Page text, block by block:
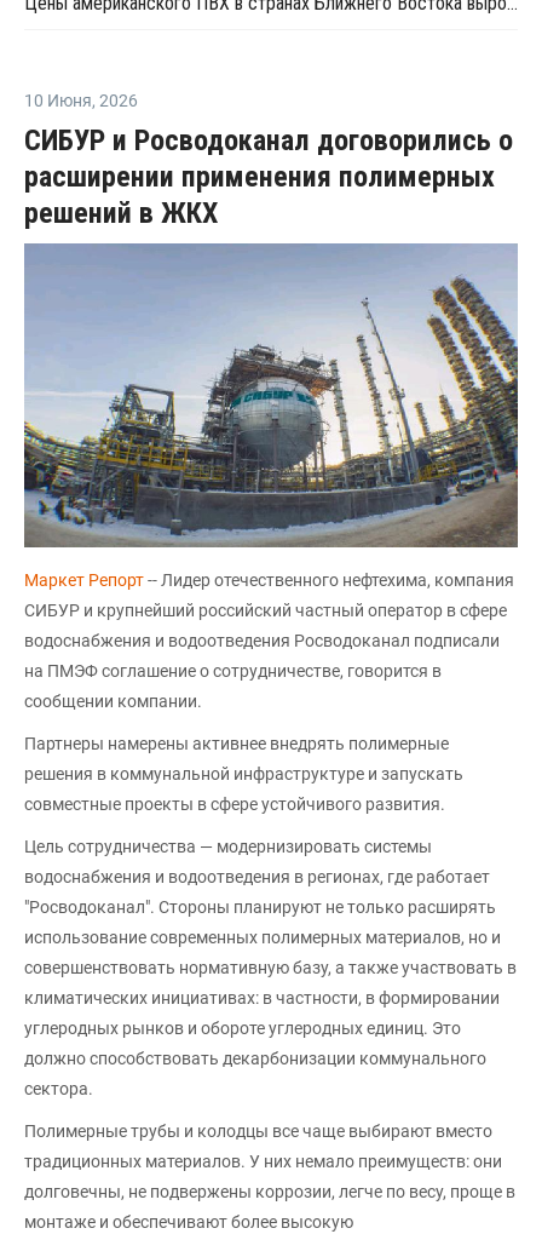
10 Июня, 2026
СИБУР и Росводоканал договорились о
расширении применения полимерных
решений в ЖКХ
Маркет Репорт-- Лидер отечественного нефтехима, компания
СИБУР и крупнейший российский частный оператор в сфере
водоснабжения и водоотведения Росводоканал подписали
на ПМЭФ соглашение о сотрудничестве, говорится в
сообщении компании.
Партнеры намерены активнее внедрять полимерные
решения в коммунальной инфраструктуре и запускать
совместные проекты в сфере устойчивого развития.
Цель сотрудничества — модернизировать системы
водоснабжения и водоотведения в регионах, где работает
"Росводоканал". Стороны планируют не только расширять
использование современных полимерных материалов, но и
совершенствовать нормативную базу, а также участвовать в
климатических инициативах: в частности, в формировании
углеродных рынков и обороте углеродных единиц. Это
должно способствовать декарбонизации коммунального
сектора.
Полимерные трубы и колодцы все чаще выбирают вместо
традиционных материалов. У них немало преимуществ: они
долговечны, не подвержены коррозии, легче по весу, проще в
монтаже и обеспечивают более высокую